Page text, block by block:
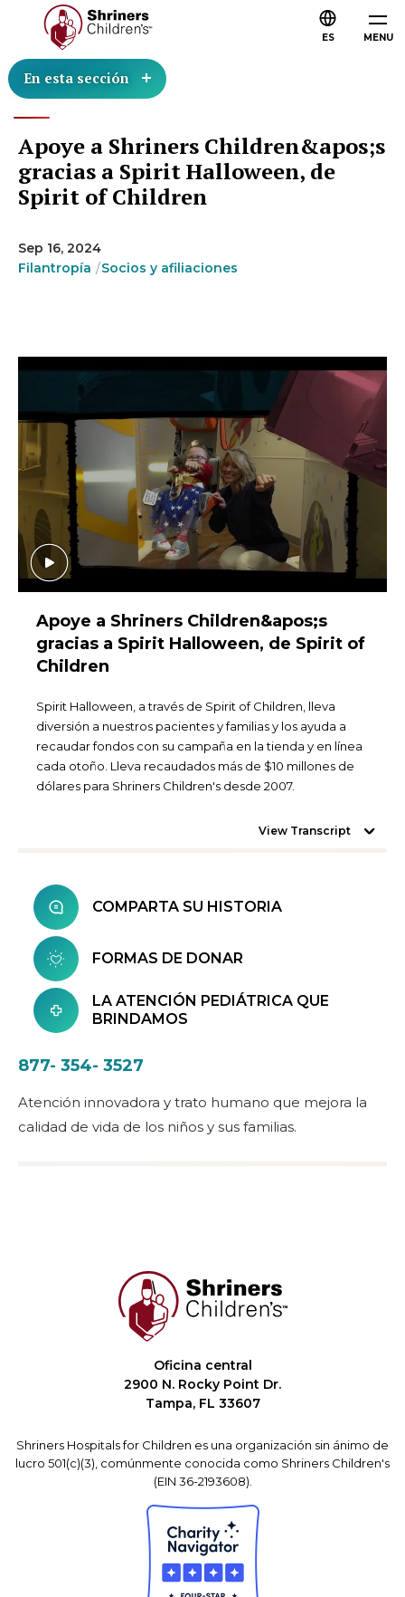
MENU
ES
En esta sección
Apoye a Shriners Children&apos;s
gracias a Spirit Halloween, de
Spirit of Children
Sep 16, 2024
Filantropía
Socios y afiliaciones
Apoye a Shriners Children&apos;s
gracias a Spirit Halloween, de Spirit of
Children
Spirit Halloween, a través de Spirit of Children, lleva
diversión a nuestros pacientes y familias y los ayuda a
recaudar fondos con su campaña en la tienda y en línea
cada otoño. Lleva recaudados más de $10 millones de
dólares para Shriners Children's desde 2007.
View Transcript
COMPARTA SU HISTORIA
FORMAS DE DONAR
LA ATENCIÓN PEDIÁTRICA QUE
BRINDAMOS
877- 354- 3527
Atención innovadora y trato humano que mejora la
calidad de vida de los niños y sus familias.
Oficina central
2900 N. Rocky Point Dr.
Tampa, FL 33607
Shriners Hospitals for Children es una organización sin ánimo de
lucro 501(c)(3), comúnmente conocida como Shriners Children's
(EIN 36-2193608).